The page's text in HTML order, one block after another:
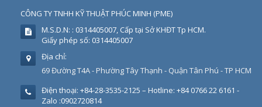
CÔNG TY TNHH KỸ THUẬT PHÚC MINH (PME)
M.S.D.N: : 0314405007, Cấp tại Sở KHĐT Tp HCM.
Giấy phép số: 0314405007
Địa chỉ:
69 Đường T4A - Phường Tây Thạnh - Quận Tân Phú - TP HCM
Điện thoại: +84-28-3535-2125 – Hotline: +84 0766 22 6161 -
Zalo :0902720814